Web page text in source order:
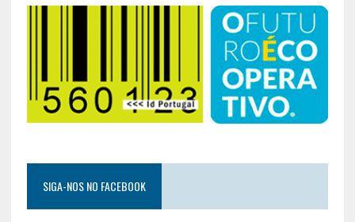
SIGA-NOS NO FACEBOOK